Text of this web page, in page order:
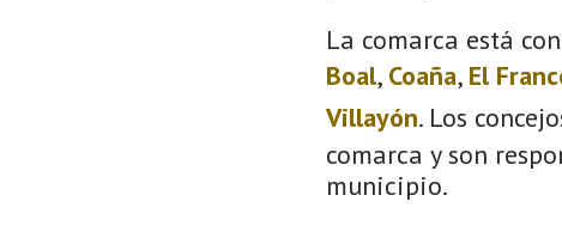
La comarca está
Boal, Coaña, El
Villayón. Los
comarca y son
municipio.